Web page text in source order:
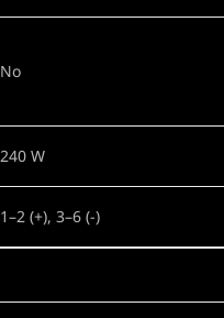
No
240 W
1–2 (+), 3–6 (-)